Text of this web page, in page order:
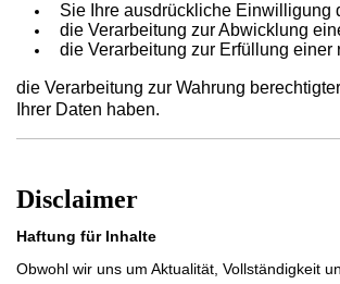
Sie Ihre ausdrückliche Einwilligung
die Verarbeitung zur Abwicklung
die Verarbeitung zur Erfüllung
die Verarbeitung zur Wahrung
Ihrer Daten haben.
Disclaimer
Haftung für Inhalte
Obwohl wir uns um Aktualität, Vollständigkeit